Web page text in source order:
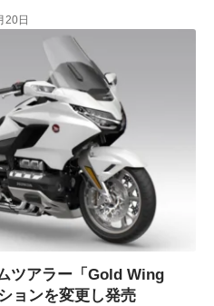
20日
ツアラー「Gold Wing
ョンを変更し発売